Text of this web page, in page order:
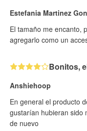
Estefania Martinez
El tamaño me encanto,
agregarlo como un
Bonitos,
Anshiehoop
En general el producto
gustarían hubieran sido
de nuevo